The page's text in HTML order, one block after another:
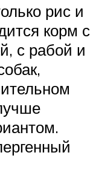
рис и
корм с
с рабой и